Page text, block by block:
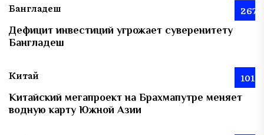
Бангладеш 267
Дефицит инвестиций угрожает суверенитету
Бангладеш
Китай 101
Китайский мегапроект на Брахмапутре меняет
водную карту Южной Азии